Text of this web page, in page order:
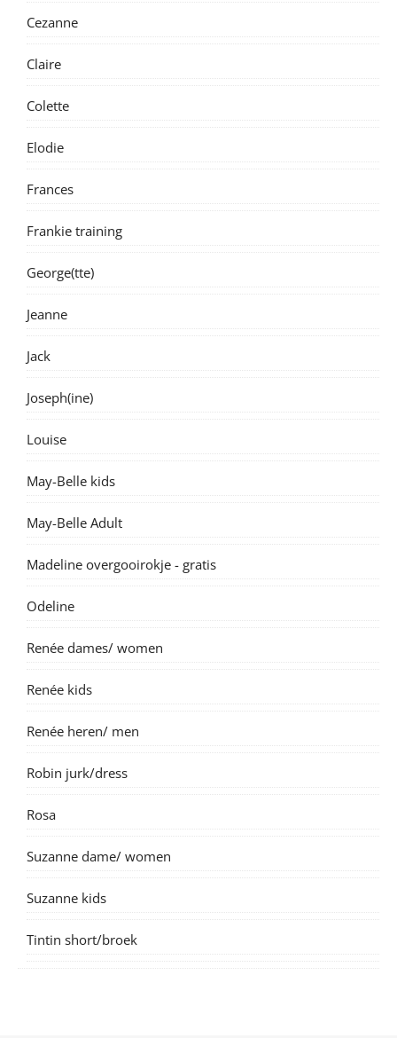
Cezanne
Claire
Colette
Elodie
Frances
Frankie training
George(tte)
Jeanne
Jack
Joseph(ine)
Louise
May-Belle kids
May-Belle Adult
Madeline overgooirokje - gratis
Odeline
Renée dames/ women
Renée kids
Renée heren/ men
Robin jurk/dress
Rosa
Suzanne dame/ women
Suzanne kids
Tintin short/broek